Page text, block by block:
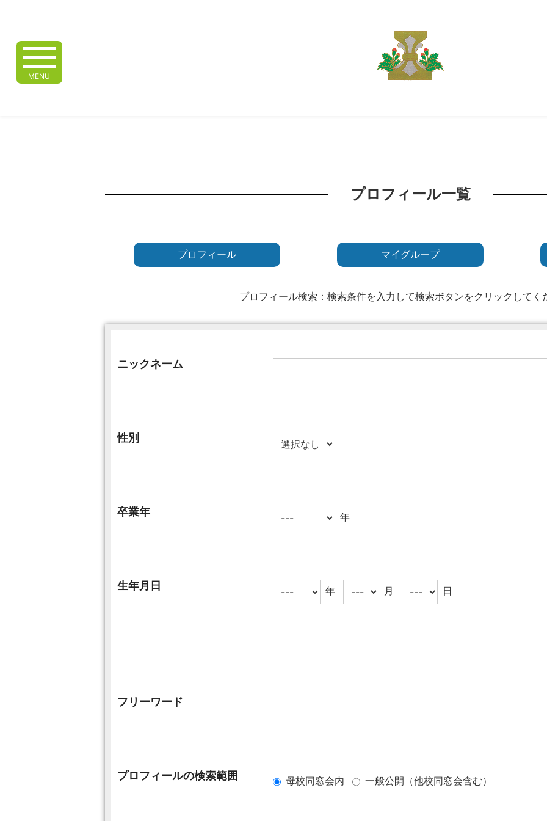
MENU
プロフィール一覧
プロフィール マイグループ
プロフィール検索： 検索条件を入力して検索ボタンをクリックしてく
ニックネーム
性別
卒業年 年
生年月日 年 月 日
フリーワード
プロフィールの検索範囲 母校同窓会内 一般公開（他校同窓会含む）